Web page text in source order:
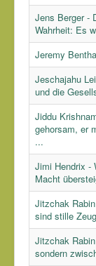
Jens Berger -
Wahrheit: Es
Jeremy
Jeschajahu
und die
Jiddu
gehorsam, er
...
Jimi Hendrix -
Macht
Jitzchak
sind stille
Jitzchak
sondern